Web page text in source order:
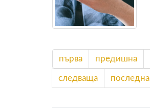
първа предишна
следваща последна